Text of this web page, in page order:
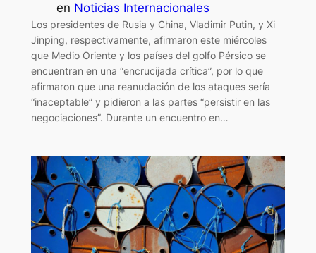
en Noticias Internacionales
Los presidentes de Rusia y China, Vladimir Putin, y Xi
Jinping, respectivamente, afirmaron este miércoles
que Medio Oriente y los países del golfo Pérsico se
encuentran en una “encrucijada crítica”, por lo que
afirmaron que una reanudación de los ataques sería
“inaceptable” y pidieron a las partes “persistir en las
negociaciones”. Durante un encuentro en…